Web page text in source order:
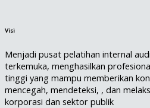
Visi
Menjadi pusat pelatihan internal
terkemuka, menghasilkan
tinggi yang mampu memberikan
mencegah, mendeteksi, , dan
korporasi dan sektor publik